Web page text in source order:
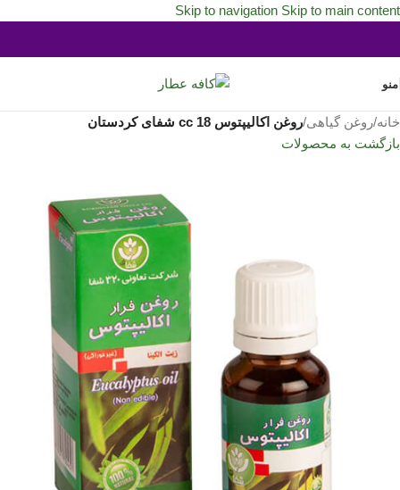
Skip to navigation Skip to main content
منو
خانه/روغن گیاهی/روغن اکالیپتوس 18 cc شفای کردستان
بازگشت به محصولات